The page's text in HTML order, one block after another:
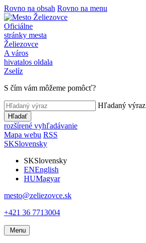
Rovno na obsah Rovno na menu
Oficiálne
stránky mesta
Želiezovce
A város
hivatalos oldala
Zselíz
S čím vám môžeme pomôcť?
Hľadaný výraz
Hľadať
rozšírené vyhľadávanie
Mapa webu RSS
SKSlovensky
SKSlovensky
ENEnglish
HUMagyar
mesto@zeliezovce.sk
+421 36 7713004
Menu